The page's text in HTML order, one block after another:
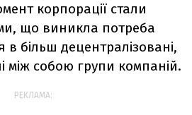
корпорації стали
що виникла потреба
більш децентралізовані,
між собою групи компаній.
РЕКЛАМА: